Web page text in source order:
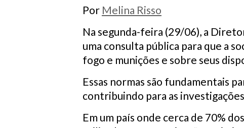
Por Melina Risso
Na segunda-feira (29/06), a
uma consulta pública para que a
fogo e munições e sobre seus
Essas normas são fundamentais
contribuindo para as
Em um país onde cerca de 70%